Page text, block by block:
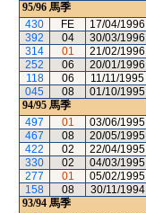
95/96 馬季
430
FE 17/04/1996
392
04 30/03/1996
314
01 21/02/1996
252
06 20/01/1996
118
06 11/11/1995
045
08 01/10/1995
94/95 馬季
497
01 03/06/1995
467
08 20/05/1995
422
02 22/04/1995
330
02 04/03/1995
277
01 05/02/1995
158
08 30/11/1994
93/94 馬季